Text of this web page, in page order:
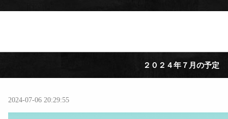
２０２４年７月の予定
2024-07-06 20:29:55